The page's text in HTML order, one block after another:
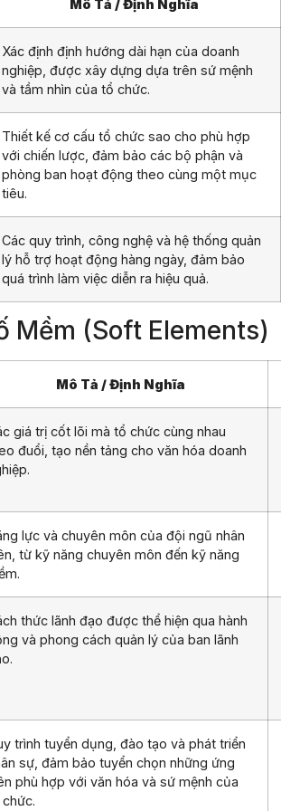
Mô Tả / Định Nghĩa
Xác định định hướng dài hạn của doanh
nghiệp, được xây dựng dựa trên sứ mệnh
và tầm nhìn của tổ chức.
Thiết kế cơ cấu tổ chức sao cho phù hợp
với chiến lược, đảm bảo các bộ phận và
phòng ban hoạt động theo cùng một mục
tiêu.
Các quy trình, công nghệ và hệ thống quản
lý hỗ trợ hoạt động hàng ngày, đảm bảo
quá trình làm việc diễn ra hiệu quả.
Mềm (Soft Elements)
Mô Tả / Định Nghĩa
giá trị cốt lõi mà tổ chức cùng nhau
đuổi, tạo nền tảng cho văn hóa doanh
lực và chuyên môn của đội ngũ nhân
từ kỹ năng chuyên môn đến kỹ năng
thức lãnh đạo được thể hiện qua hành
và phong cách quản lý của ban lãnh
trình tuyển dụng, đào tạo và phát triển
sự, đảm bảo tuyển chọn những ứng
phù hợp với văn hóa và sứ mệnh của